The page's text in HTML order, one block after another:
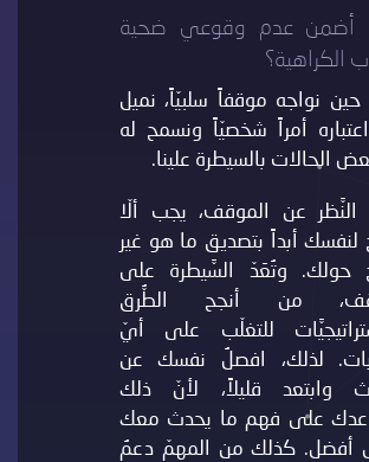
أضمن عدم وقوعي ضحية
الكراهية؟
حين نواجه موقفاً سلبيّاً، نميل
أمراً شخصيّاً ونسمح له
الحالات بالسيطرة علينا.
عن الموقف، يجب ألّا
أبداً بتصديق ما هو غير
حولك. وتُعَدّ السَّيطرة على
من أنجح الطُّرق
للتغلّب على أيّ
لذلك، افصلُ نفسك عن
وابتعد قليلاً، لأنّ ذلك
على فهم ما يحدث معك
أفضل. كذلك من المهمّ دعمُ